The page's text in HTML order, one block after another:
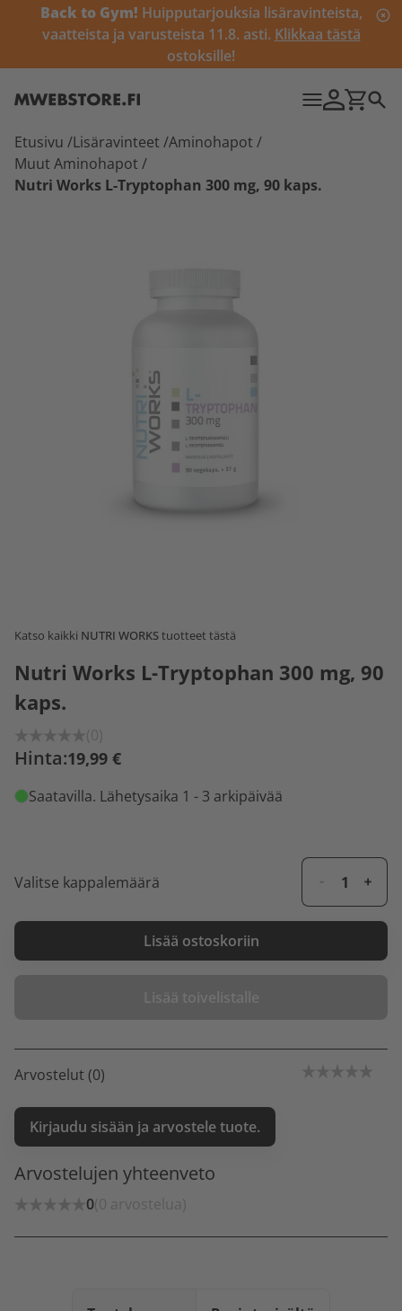
Back to Gym! Huipputarjouksia lisäravinteista,
vaatteista ja varusteista 11.8. asti. Klikkaa tästä
ostoksille!
Etusivu /Lisäravinteet /Aminohapot /
Muut Aminohapot /
Nutri Works L-Tryptophan 300 mg, 90 kaps.
Katso kaikki NUTRI WORKStuotteet tästä
Nutri Works L-Tryptophan 300 mg, 90
kaps.
(0)
Hinta:19,99 €
Saatavilla. Lähetysaika 1 - 3 arkipäivää
Valitse kappalemäärä
Lisää ostoskoriin
Lisää toivelistalle
Arvostelut (0)
Kirjaudu sisään ja arvostele tuote.
Arvostelujen yhteenveto
0(0 arvostelua)